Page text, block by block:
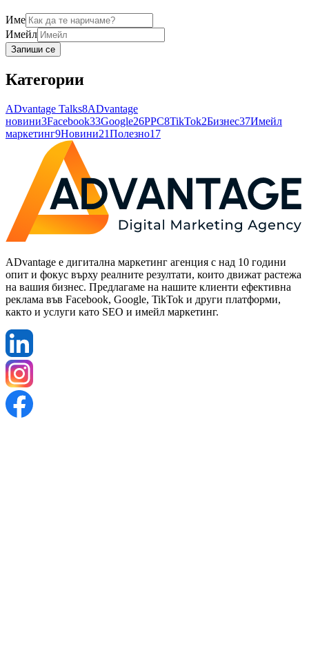
Име
Имейл
Запиши се
Категории
ADvantage Talks8ADvantage
новини3Facebook33Google26PPC8TikTok2Бизнес37Имейл
маркетинг9Новини21Полезно17
ADvantage е дигитална маркетинг агенция с над 10 години
опит и фокус върху реалните резултати, които движат растежа
на вашия бизнес. Предлагаме на нашите клиенти ефективна
реклама във Facebook, Google, TikTok и други платформи,
както и услуги като SEO и имейл маркетинг.